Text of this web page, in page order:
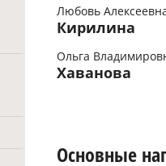
Любовь
Кирилина
Ольга
Хаванова
Основные